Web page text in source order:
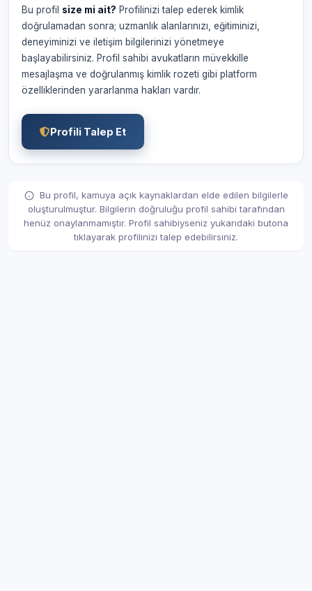
Bu profil size mi ait? Profilinizi talep ederek kimlik
doğrulamadan sonra; uzmanlık alanlarınızı, eğitiminizi,
deneyiminizi ve iletişim bilgilerinizi yönetmeye
başlayabilirsiniz. Profil sahibi avukatların müvekkille
mesajlaşma ve doğrulanmış kimlik rozeti gibi platform
özelliklerinden yararlanma hakları vardır.
Profili Talep Et
Bu profil, kamuya açık kaynaklardan elde edilen bilgilerle
oluşturulmuştur. Bilgilerin doğruluğu profil sahibi tarafından
henüz onaylanmamıştır. Profil sahibiyseniz yukarıdaki butona
tıklayarak profilinizi talep edebilirsiniz.